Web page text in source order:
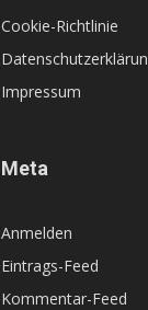
Cookie-Richtlinie
Impressum
Meta
Anmelden
Eintrags-Feed
Kommentar-Feed